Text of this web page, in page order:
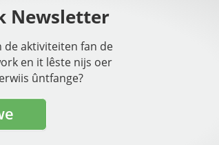
Newsletter
de aktiviteiten fan de
en it lêste nijs oer
ûntfange?